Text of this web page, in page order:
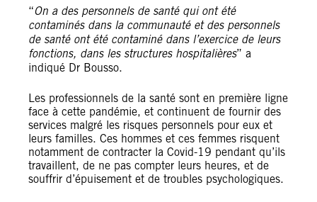
“On a des personnels de santé qui ont été
contaminés dans la communauté et des personnels
de santé ont été contaminé dans l’exercice de leurs
fonctions, dans les structures hospitalières” a
indiqué Dr Bousso.
Les professionnels de la santé sont en première ligne
face à cette pandémie, et continuent de fournir des
services malgré les risques personnels pour eux et
leurs familles. Ces hommes et ces femmes risquent
notamment de contracter la Covid-19 pendant qu’ils
travaillent, de ne pas compter leurs heures, et de
souffrir d’épuisement et de troubles psychologiques.